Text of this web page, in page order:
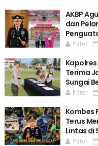
AKBP
dan
Peter
Terima
Sungai
Peter
Kombes
Terus
Lintas di
Peter